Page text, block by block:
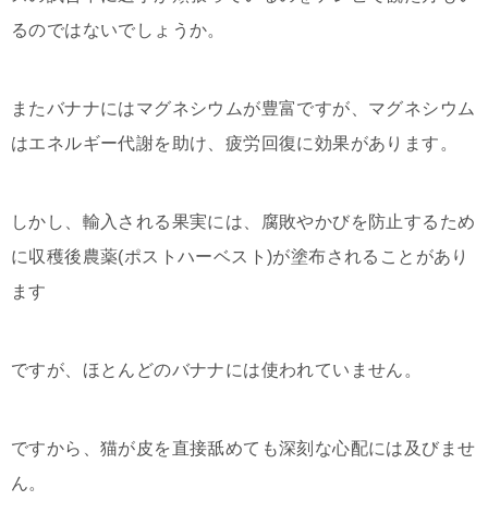
るのではないでしょうか。
またバナナにはマグネシウムが豊富ですが、マグネシウム
はエネルギー代謝を助け、疲労回復に効果があります。
しかし、輸入される果実には、腐敗やかびを防止するため
に収穫後農薬(ポストハーベスト)が塗布されることがあり
ます
ですが、ほとんどのバナナには使われていません。
ですから、猫が皮を直接舐めても深刻な心配には及びませ
ん。